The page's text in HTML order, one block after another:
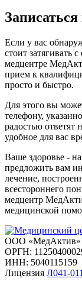
Если у вас
стоит
медцентре
прием к
просто и быстро.
Для этого вы
телефону,
радостью ответят
удобное для вас
Ваше здоровье -
предложить вам
лечение,
всестороннего
медцентр
медицинской
ООО «МедАктив»
ОРГН:
ИНН: 5040115159
Лицензия Л041-